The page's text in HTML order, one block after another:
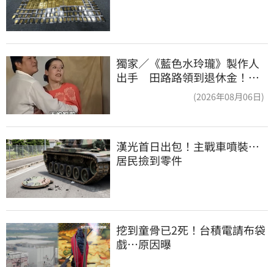
獨家／《藍色水玲瓏》製作人
出手 田路路領到退休金！隱
(2026年08月06日)
漢光首日出包！主戰車噴裝…
居民撿到零件
挖到童骨已2死！台積電請布袋
戲…原因曝